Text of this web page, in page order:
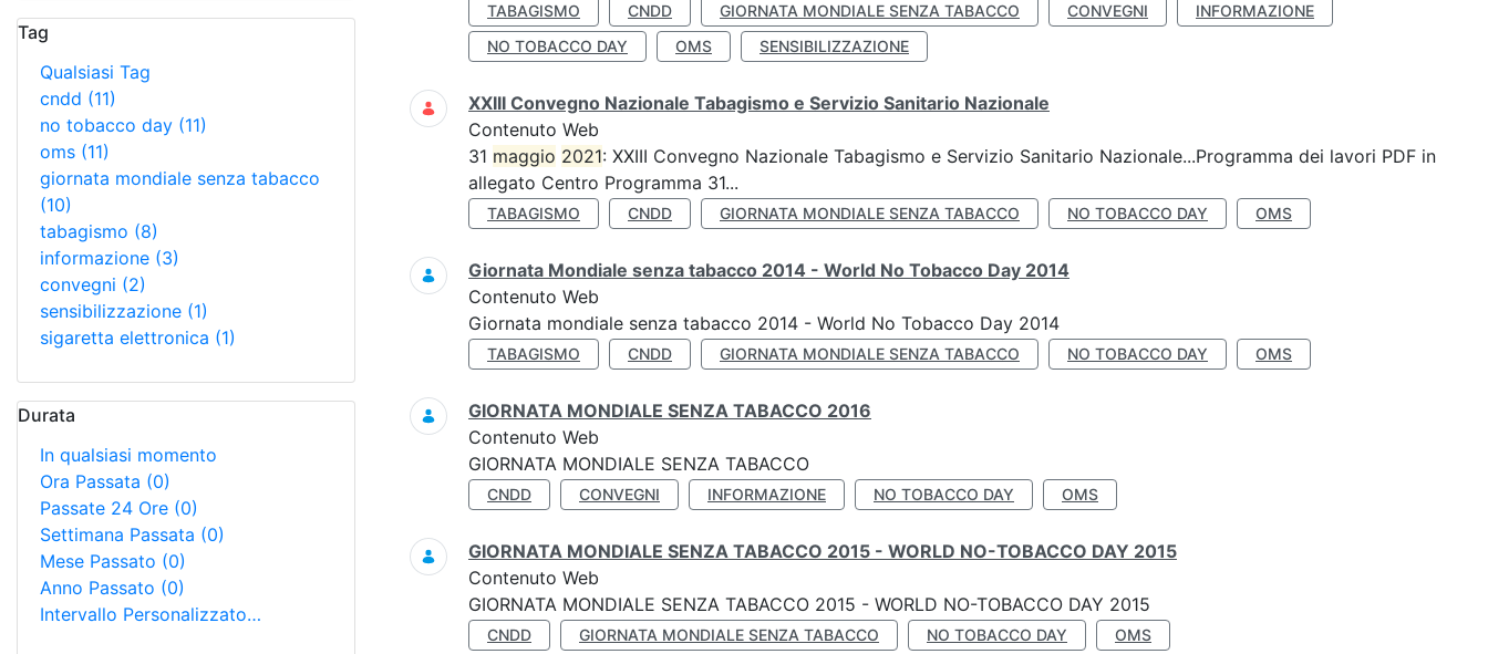
Tag
Qualsiasi Tag
cndd (11)
no tobacco day (11)
oms (11)
giornata mondiale senza tabacco
(10)
tabagismo (8)
informazione (3)
convegni (2)
sensibilizzazione (1)
sigaretta elettronica (1)
Durata
In qualsiasi momento
Ora Passata (0)
Passate 24 Ore (0)
Settimana Passata (0)
Mese Passato (0)
Anno Passato (0)
Intervallo Personalizzato…
TABAGISMO CNDD GIORNATA MONDIALE SENZA TABACCO CONVEGNI
INFORMAZIONE
NO TOBACCO DAY
OMS SENSIBILIZZAZIONE
XXIII Convegno Nazionale Tabagismo e Servizio Sanitario Nazionale
Contenuto Web
31 maggio 2021: XXIII Convegno Nazionale Tabagismo e Servizio Sanitario Nazionale...Programma dei lavori PDF in
allegato Centro Programma 31...
TABAGISMO CNDD GIORNATA MONDIALE SENZA TABACCO NO TOBACCO DAY OMS
Giornata Mondiale senza tabacco 2014 - World No Tobacco Day 2014
Contenuto Web
Giornata mondiale senza tabacco 2014 - World No Tobacco Day 2014
TABAGISMO CNDD GIORNATA MONDIALE SENZA TABACCO NO TOBACCO DAY OMS
GIORNATA MONDIALE SENZA TABACCO 2016
Contenuto Web
GIORNATA MONDIALE SENZA TABACCO
CNDD CONVEGNI INFORMAZIONE NO TOBACCO DAY OMS
GIORNATA MONDIALE SENZA TABACCO 2015 - WORLD NO-TOBACCO DAY 2015
Contenuto Web
GIORNATA MONDIALE SENZA TABACCO 2015 - WORLD NO-TOBACCO DAY 2015
CNDD GIORNATA MONDIALE SENZA TABACCO NO TOBACCO DAY OMS